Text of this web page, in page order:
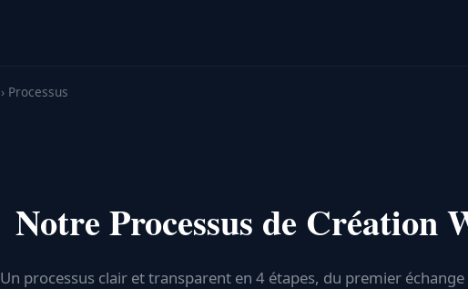
› Processus
Notre Processus de Création
Un processus clair et transparent en 4 étapes, du premier échange